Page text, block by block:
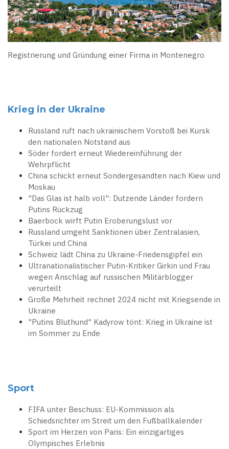
Registrierung und Gründung einer Firma in Montenegro
Krieg in der Ukraine
Russland ruft nach ukrainischem Vorstoß bei Kursk
den nationalen Notstand aus
Söder fordert erneut Wiedereinführung der
Wehrpflicht
China schickt erneut Sondergesandten nach Kiew und
Moskau
"Das Glas ist halb voll": Dutzende Länder fordern
Putins Rückzug
Baerbock wirft Putin Eroberungslust vor
Russland umgeht Sanktionen über Zentralasien,
Türkei und China
Schweiz lädt China zu Ukraine-Friedensgipfel ein
Ultranationalistischer Putin-Kritiker Girkin und Frau
wegen Anschlag auf russischen Militärblogger
verurteilt
Große Mehrheit rechnet 2024 nicht mit Kriegsende in
Ukraine
"Putins Bluthund" Kadyrow tönt: Krieg in Ukraine ist
im Sommer zu Ende
Sport
FIFA unter Beschuss: EU-Kommission als
Schiedsrichter im Streit um den Fußballkalender
Sport im Herzen von Paris: Ein einzigartiges
Olympisches Erlebnis